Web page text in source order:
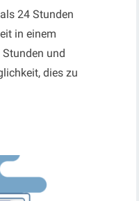
24 Stunden
in einem
und
dies zu